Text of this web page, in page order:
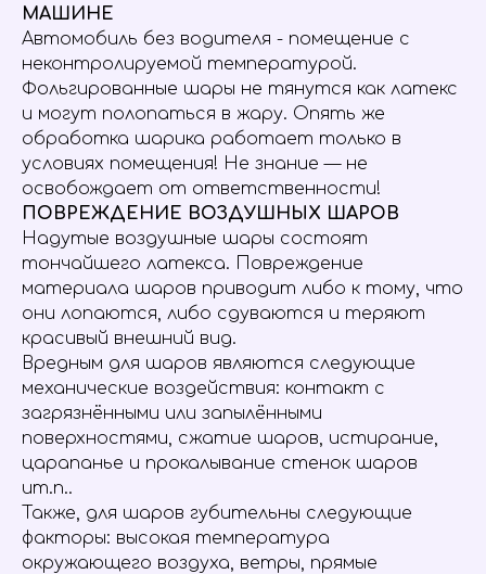
МАШИНЕ
Автомобиль без водителя - помещение с
неконтролируемой температурой.
Фольгированные шары не тянутся как латекс
и могут полопаться в жару. Опять же
обработка шарика работает только в
условиях помещения! Не знание — не
освобождает от ответственности!
ПОВРЕЖДЕНИЕ ВОЗДУШНЫХ ШАРОВ
Надутые воздушные шары состоят
тончайшего латекса. Повреждение
материала шаров приводит либо к тому, что
они лопаются, либо сдуваются и теряют
красивый внешний вид.
Вредным для шаров являются следующие
механические воздействия: контакт с
загрязнёнными или запылёнными
поверхностями, сжатие шаров, истирание,
царапанье и прокалывание стенок шаров
ит.п..
Также, для шаров губительны следующие
факторы: высокая температура
окружающего воздуха, ветры, прямые